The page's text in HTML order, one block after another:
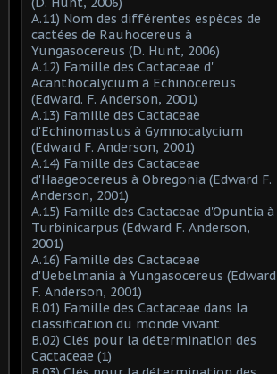
A.11) Nom des différentes espèces de
cactées de Rauhocereus à
Yungasocereus (D. Hunt, 2006)
A.12) Famille des Cactaceae d'
Acanthocalycium à Echinocereus
(Edward. F. Anderson, 2001)
A.13) Famille des Cactaceae
d'Echinomastus à Gymnocalycium
(Edward F. Anderson, 2001)
A.14) Famille des Cactaceae
d'Haageocereus à Obregonia (Edward F.
Anderson, 2001)
A.15) Famille des Cactaceae d'Opuntia à
Turbinicarpus (Edward F. Anderson,
2001)
A.16) Famille des Cactaceae
d'Uebelmania à Yungasocereus (Edward
F. Anderson, 2001)
B.01) Famille des Cactaceae dans la
classification du monde vivant
B.02) Clés pour la détermination des
Cactaceae (1)